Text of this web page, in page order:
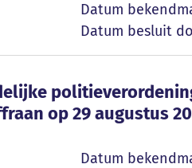
Datum
Datum besluit
op 29 augustus
Datum